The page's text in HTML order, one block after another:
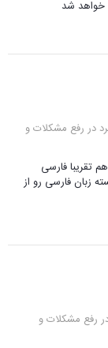
خواهد شد
رفع مشکلات و
تقریبا فارسی
زبان فارسی رو از
رفع مشکلات و